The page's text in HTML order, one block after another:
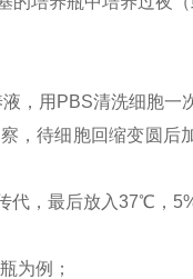
，用PBS清洗细胞一
，待细胞回缩变圆后
，最后放入37℃，
为例；